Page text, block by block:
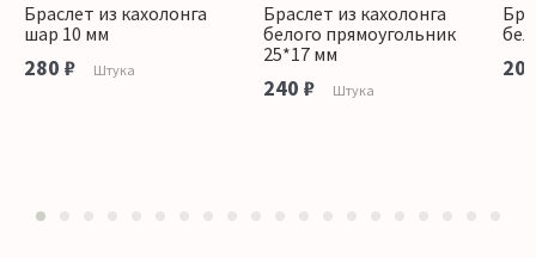
Браслет из кахолонга
шар 10 мм
280 ₽ Штука
Браслет из кахолонга
белого прямоугольник
25*17 мм
240 ₽ Штука